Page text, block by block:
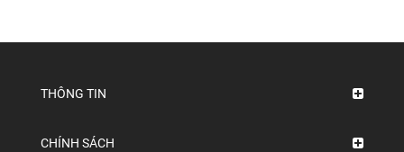
THÔNG TIN
CHÍNH SÁCH